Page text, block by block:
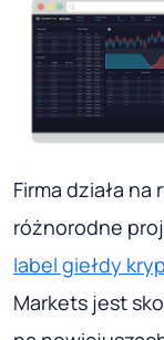
Firma działa
różnorodne
label giełdy
Markets jest